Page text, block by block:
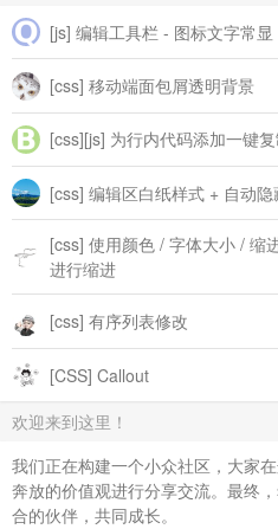
[js] 编辑工具栏 - 图标文字常显
[css] 移动端面包屑透明背景
[css][js] 为行内代码添加一键
[css] 编辑区白纸样式 + 自动隐
[css] 使用颜色 / 字体大小 / 缩
进行缩进
[css] 有序列表修改
[CSS] Callout
欢迎来到这里！
我们正在构建一个小众社区，大家
奔放的价值观进行分享交流。最终
合的伙伴，共同成长。